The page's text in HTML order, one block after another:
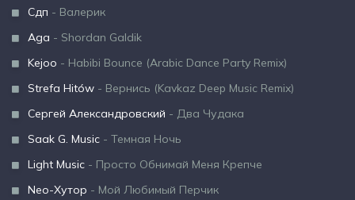
Сдп - Валерик
Aga - Shordan Galdik
Kejoo - Habibi Bounce (Arabic Dance Party Remix)
Strefa Hitów - Вернись (Kavkaz Deep Music Remix)
Сергей Александровский - Два Чудака
Saak G. Music - Темная Ночь
Light Music - Просто Обнимай Меня Крепче
Neo-Хутор - Мой Любимый Перчик